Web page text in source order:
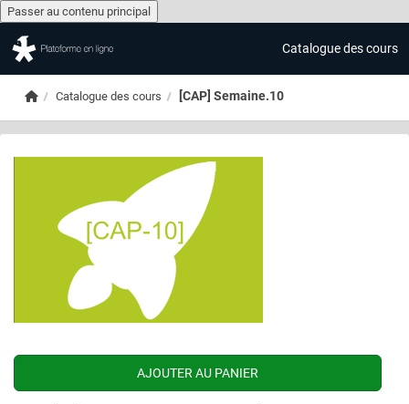
Passer au contenu principal
Passer au contenu principal
Catalogue des cours
AccueilCatalogue des cours [CAP] Semaine.10